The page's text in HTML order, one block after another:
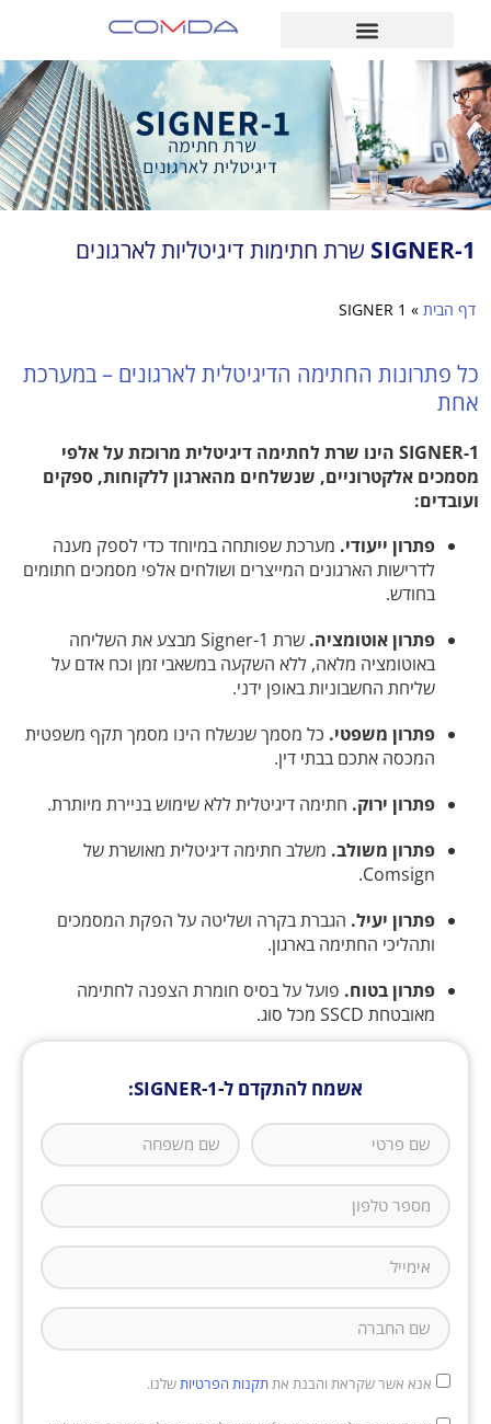
SIGNER-1 שרת חתימות דיגיטליות לארגונים
דף הבית »
SIGNER 1
כל פתרונות החתימה הדיגיטלית לארגונים – במערכת
אחת
1-SIGNER הינו שרת לחתימה דיגיטלית מרוכזת על אלפי
מסמכים אלקטרוניים, שנשלחים מהארגון ללקוחות, ספקים
ועובדים:
פתרון ייעודי. מערכת שפותחה במיוחד כדי לספק מענה
לדרישות הארגונים המייצרים ושולחים אלפי מסמכים חתומים
בחודש.
פתרון אוטומציה.
שרת Signer-1 מבצע את השליחה
באוטומציה מלאה, ללא השקעה במשאבי זמן וכח אדם על
שליחת החשבוניות באופן ידני.
פתרון משפטי. כל מסמך שנשלח הינו מסמך תקף משפטית
המכסה אתכם בבתי דין.
פתרון ירוק. חתימה דיגיטלית ללא שימוש בניירת מיותרת.
פתרון משולב. משלב חתימה דיגיטלית מאושרת של
Comsign.
פתרון יעיל. הגברת בקרה ושליטה על הפקת המסמכים
ותהליכי החתימה בארגון.
פתרון בטוח. פועל על בסיס חומרת הצפנה לחתימה
מאובטחת SSCD מכל סוג.
אשמח להתקדם ל-SIGNER-1:​
אנא אשר שקראת והבנת את תקנות הפרטיותשלנו.